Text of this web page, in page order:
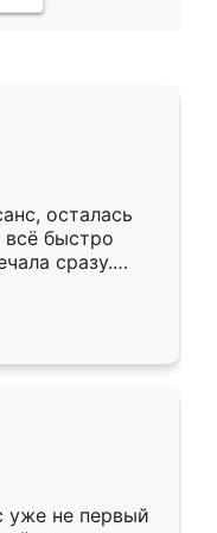
осталась
быстро
сразу.
подошёл к
Собрали
даже
уже не первый